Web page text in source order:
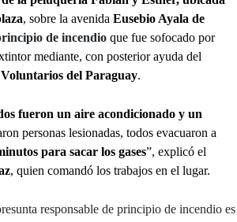
, sobre la avenida Eusebio Ayala de
de incendio que fue sofocado por
mediante, con posterior ayuda del
del Paraguay.
fueron un aire acondicionado y un
personas lesionadas, todos evacuaron a
para sacar los gases”, explicó el
, quien comandó los trabajos en el lugar.
responsable de principio de incendio es